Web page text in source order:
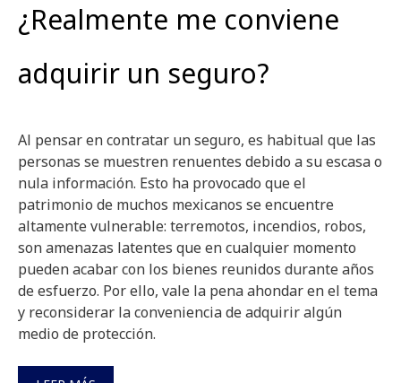
¿Realmente me conviene
adquirir un seguro?
Al pensar en contratar un seguro, es habitual que las
personas se muestren renuentes debido a su escasa o
nula información. Esto ha provocado que el
patrimonio de muchos mexicanos se encuentre
altamente vulnerable: terremotos, incendios, robos,
son amenazas latentes que en cualquier momento
pueden acabar con los bienes reunidos durante años
de esfuerzo. Por ello, vale la pena ahondar en el tema
y reconsiderar la conveniencia de adquirir algún
medio de protección.